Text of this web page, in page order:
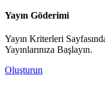
Yayın Göderimi
Yayın Kriterleri
Yayınlarınıza Başlayın.
Oluşturun